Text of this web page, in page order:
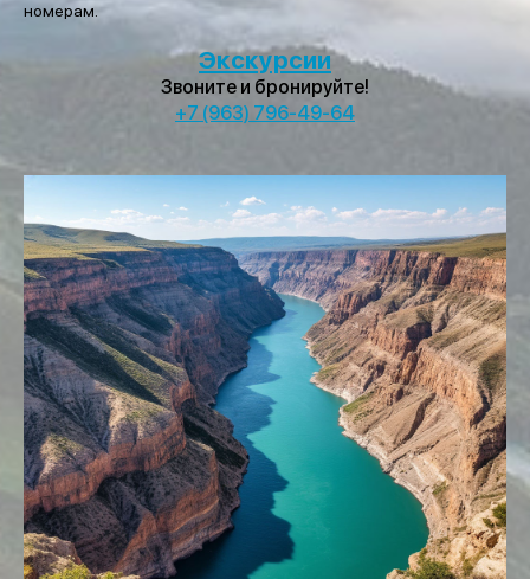
номерам.
Экскурсии
Звоните и бронируйте!
+7 (963) 796-49-64